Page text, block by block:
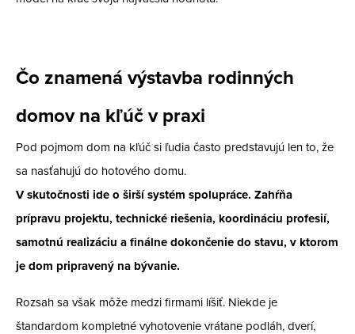
Čo znamená výstavba rodinných
domov na kľúč v praxi
Pod pojmom dom na kľúč si ľudia často predstavujú len to, že
sa nasťahujú do hotového domu.
V skutočnosti ide o širší systém spolupráce. Zahŕňa
prípravu projektu, technické riešenia, koordináciu profesií,
samotnú realizáciu a finálne dokončenie do stavu, v ktorom
je dom pripravený na bývanie.
Rozsah sa však môže medzi firmami líšiť. Niekde je
štandardom kompletné vyhotovenie vrátane podláh, dverí,